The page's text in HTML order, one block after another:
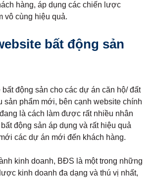
hàng, áp dụng các chiến lược
vô cùng hiệu quả.
bất động sản
động sản cho các dự án căn hộ/ đất
sản phẩm mới, bên cạnh website chính
là cách làm được rất nhiều nhân
động sản áp dụng và rất hiệu quả
các dự án mới đến khách hàng.
kinh doanh, BĐS là một trong những
kinh doanh đa dạng và thú vị nhất,